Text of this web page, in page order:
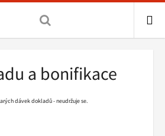
a bonifikace
dávek dokladů - neudržuje se.